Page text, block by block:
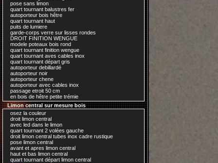
pose sans limon
quart tournant balustres fer
autoporteur bois hêtre
quart tournant haut
puits de lumiere
garde-corps verre sur lisses rondes
DROIT FINITION WENGUE
modele poteaux bois rond
quart tournant finition wengue
quart tournant aves cables inox
quart tournant départ gris
autoporteur debillardé
autoporteur noir
autoporteur chene
autoporteur avec cables inox
passage etroit 50 cm
en bois de hêtre petite trémie
Limon central sur mesure bois
osez la couleur
droit limon central
avec led dans le limon
quart tournant 2 volées gauche
droit limon central tubes inox cadre rustique
pose limon central
avant et apres limon central
haut et bas limon central
quart tournant départ limon central